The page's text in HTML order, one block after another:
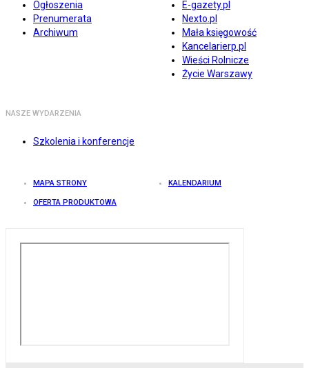
Ogłoszenia
Prenumerata
Archiwum
E-gazety.pl
Nexto.pl
Mała księgowość
Kancelarierp.pl
Wieści Rolnicze
Życie Warszawy
NASZE WYDARZENIA
Szkolenia i konferencje
MAPA STRONY KALENDARIUM
OFERTA PRODUKTOWA